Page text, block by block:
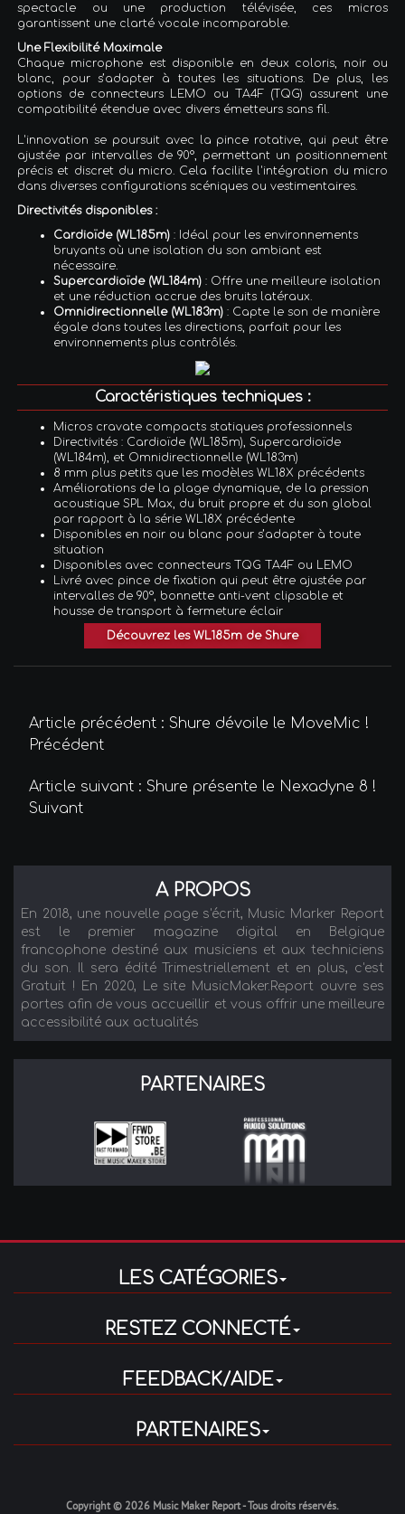
spectacle ou une production télévisée, ces micros
garantissent une clarté vocale incomparable.
Une Flexibilité Maximale
Chaque microphone est disponible en deux coloris, noir ou
blanc, pour s’adapter à toutes les situations. De plus, les
options de connecteurs LEMO ou TA4F (TQG) assurent une
compatibilité étendue avec divers émetteurs sans fil.
L'innovation se poursuit avec la pince rotative, qui peut être
ajustée par intervalles de 90°, permettant un positionnement
précis et discret du micro. Cela facilite l'intégration du micro
dans diverses configurations scéniques ou vestimentaires.
Directivités disponibles :
Cardioïde (WL185m) : Idéal pour les environnements
bruyants où une isolation du son ambiant est
nécessaire.
Supercardioïde (WL184m) : Offre une meilleure isolation
et une réduction accrue des bruits latéraux.
Omnidirectionnelle (WL183m) : Capte le son de manière
égale dans toutes les directions, parfait pour les
environnements plus contrôlés.
Caractéristiques techniques :
Micros cravate compacts statiques professionnels
Directivités : Cardioïde (WL185m), Supercardioïde
(WL184m), et Omnidirectionnelle (WL183m)
8 mm plus petits que les modèles WL18X précédents
Améliorations de la plage dynamique, de la pression
acoustique SPL Max, du bruit propre et du son global
par rapport à la série WL18X précédente
Disponibles en noir ou blanc pour s’adapter à toute
situation
Disponibles avec connecteurs TQG TA4F ou LEMO
Livré avec pince de fixation qui peut être ajustée par
intervalles de 90°, bonnette anti-vent clipsable et
housse de transport à fermeture éclair
Découvrez les WL185m de Shure
Article précédent : Shure dévoile le MoveMic !
Précédent
Article suivant : Shure présente le Nexadyne 8 !
Suivant
A PROPOS
En 2018, une nouvelle page s'écrit, Music Marker Report
est le premier magazine digital en Belgique
francophone destiné aux musiciens et aux techniciens
du son. Il sera édité Trimestriellement et en plus, c'est
Gratuit ! En 2020, Le site MusicMaker.Report ouvre ses
portes afin de vous accueillir et vous offrir une meilleure
accessibilité aux actualités
PARTENAIRES
LES CATÉGORIES
RESTEZ CONNECTÉ
FEEDBACK/AIDE
PARTENAIRES
Copyright © 2026 Music Maker Report - Tous droits réservés.